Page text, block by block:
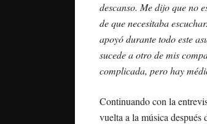
descanso. Me dijo que no
de que necesitaba
apoyó durante todo este
sucede a otro de mis
complicada, pero hay
Continuando con la
vuelta a la música